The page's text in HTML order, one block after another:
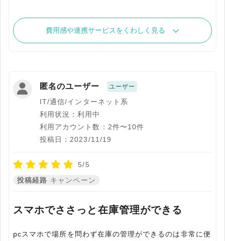
費用感や連携サービスをくわしく見る
匿名のユーザー ユーザー
IT/通信/インターネット系
利用状況：利用中
利用アカウント数：2件〜10件
投稿日：2023/11/19
5/5
投稿経路 キャンペーン
スマホでささっと在庫管理ができる
pcスマホで場所を問わず在庫の管理ができるのは非常に便